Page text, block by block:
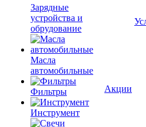
Зарядные
устройства и
обрудование
Масла
автомобильные
Фильтры
Инструмент
Акции